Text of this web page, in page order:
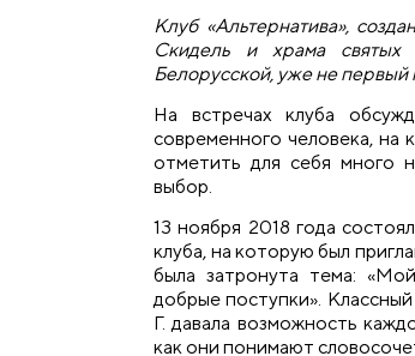
Клуб «Альтернатива»,
Скидель и храма святых
Белорусской, уже не первый
На встречах клуба
современного человека, на
отметить для себя много
выбор.
13 ноября 2018 года
клуба, на которую был
была затронута тема:
добрые поступки».
Г. давала возможность
как они понимают